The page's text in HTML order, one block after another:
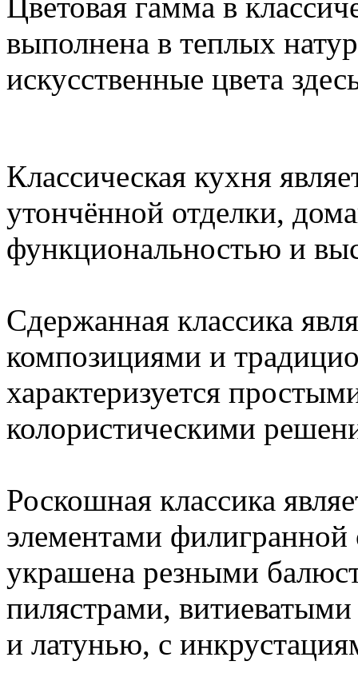
выполнена в теплых
искусственные цвета
Классическая кухня
утончённой отделки,
функциональностью и
Сдержанная классика
композициями и
характеризуется
колористическими
Роскошная классика
элементами филигранной
украшена резными
пилястрами,
и латунью, с